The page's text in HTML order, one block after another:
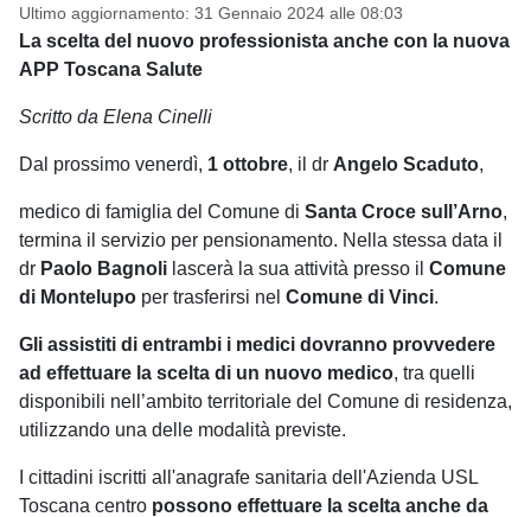
Ultimo aggiornamento: 31 Gennaio 2024 alle 08:03
La scelta del nuovo professionista anche con la nuova
APP Toscana Salute
Scritto da Elena Cinelli
Dal prossimo venerdì, 1 ottobre, il dr Angelo Scaduto,
medico di famiglia del Comune di Santa Croce sull’Arno,
termina il servizio per pensionamento. Nella stessa data il
dr Paolo Bagnoli lascerà la sua attività presso il Comune
di Montelupo per trasferirsi nel Comune di Vinci.
Gli assistiti di entrambi i medici dovranno provvedere
ad effettuare la scelta di un nuovo medico, tra quelli
disponibili nell’ambito territoriale del Comune di residenza,
utilizzando una delle modalità previste.
I cittadini iscritti all'anagrafe sanitaria dell'Azienda USL
Toscana centro possono effettuare la scelta anche da